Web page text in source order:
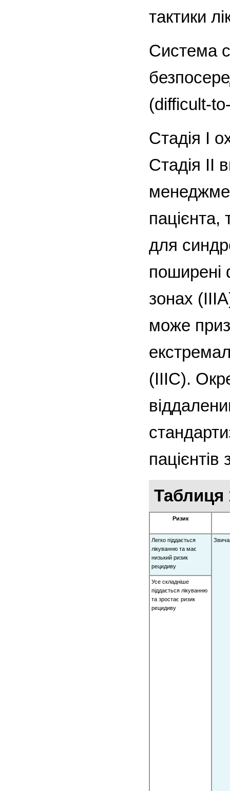
тактики
Система
(difficult-
Стадія I
Стадія II
для
поширені
зонах
може
(IIIC).
пацієнтів
Таблиця
Ризик
Легко піддається
лікуванню та має
низький ризик
рецидиву
Усе складніше
піддається лікуванню
та зростає ризик
рецидиву